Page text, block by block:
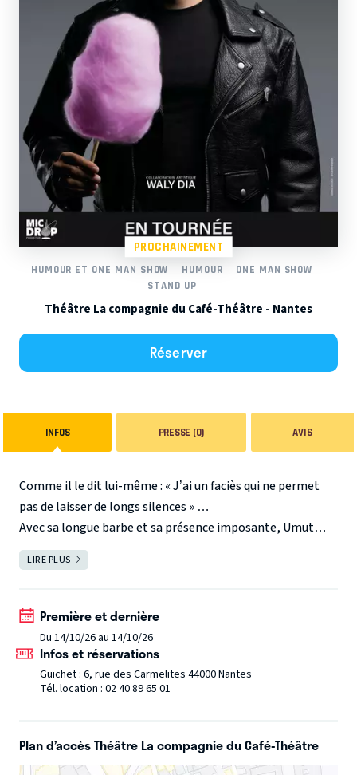
PROCHAINEMENT
HUMOUR ET ONE MAN SHOW HUMOUR
ONE MAN SHOW
STAND UP
Théâtre La compagnie du Café-Théâtre - Nantes
Réserver
INFOS PRESSE (0) AVIS
Comme il le dit lui-même : « J’ai un faciès qui ne permet
pas de laisser de longs silences » …
Avec sa longue barbe et sa présence imposante, Umut
Köker détonne dans le paysage du
stand-up. Mais ne vous fiez pas à sa « tête de Turc », car le
« Paradoxe » près.
Avec sa plume acérée et son regard
aussi doux, sensible et tendre qu’il
n’est lucide sur le monde, il nous livre un show à la fois
hilarant et poignant.
Savant mélange entre confidences
personnelles sur ses origines turques et kurdes, son
célibat ou le racisme ambiant, « Paradoxe » son premier
LIRE PLUS
Première et dernière
Du 14/10/26 au 14/10/26
Infos et réservations
Guichet : 6, rue des Carmelites 44000 Nantes
Tél. location : 02 40 89 65 01
Plan d’accès Théâtre La compagnie du Café-Théâtre